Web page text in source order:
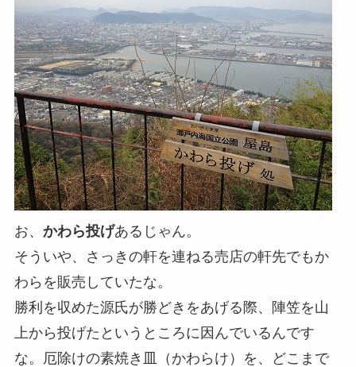
お、 かわら投げあるじゃん。
そういや、さっきの軒を連ねる売店の軒先でもか
わらを販売していたな。
勝利を収めた源氏が勝どきをあげる際、陣笠を山
上から投げたというところに因んでいるんです
な。厄除けの素焼き皿（かわらけ）を、どこまで